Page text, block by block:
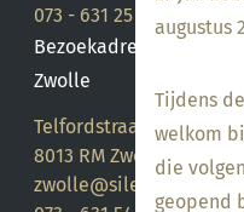
augustus
Tijdens
welkom
die
geopend
073 - 631 25 28
Bezoekadres
Zwolle
Telfordstraat 14
8013 RM Zwolle
zwolle@silex.nl